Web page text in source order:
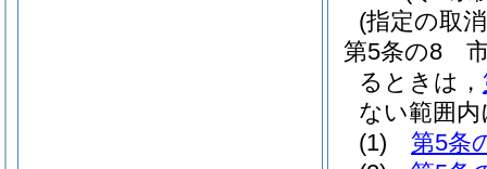
(指定の取
第5条の8
るときは，
ない範囲
(1)
第5条